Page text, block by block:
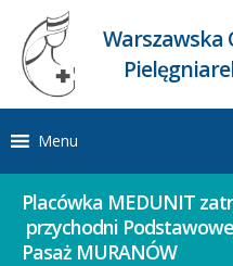
Warszawska
Menu
Placówka MEDUNIT
przychodni
Pasaż MURANÓW